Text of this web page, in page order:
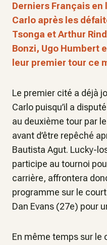
Derniers Français
Carlo après les
Tsonga et Arthur
Bonzi, Ugo Humbert
leur premier tour ce
Le premier cité a déjà
Carlo puisqu’il a
au deuxième tour par
avant d’être repêché
Bautista Agut. Lucky-
participe au tournoi
carrière, affrontera
programme sur le
Dan Evans (27e) pour
En même temps sur le